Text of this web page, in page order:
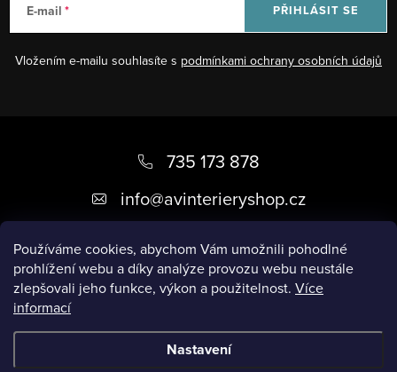
Používáme cookies, abychom Vám umožnili pohodlné
prohlížení webu a díky analýze provozu webu neustále
zlepšovali jeho funkce, výkon a použitelnost. Více
informací
Nastavení
E-mail
Vložením e-mailu souhlasíte s podmínkami ochrany osobních údajů
PŘIHLÁSIT SE
a
735 173 878
info@avinterieryshop.cz
Užitečné informace